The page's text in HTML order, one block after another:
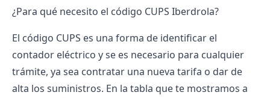
¿Para qué necesito el código CUPS Iberdrola?
El código CUPS es una forma de identificar el
contador eléctrico y se es necesario para cualquier
trámite, ya sea contratar una nueva tarifa o dar de
alta los suministros. En la tabla que te mostramos a